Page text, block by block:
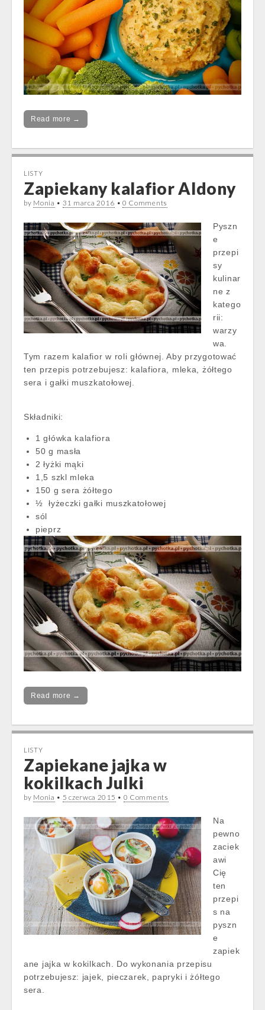
Read more →
LISTY
Zapiekany kalafior Aldony
by Monia • 31 marca 2016 • 0 Comments
Pyszn
e
przepi
sy
kulinar
ne z
katego
rii:
warzy
wa.
Tym razem kalafior w roli głównej. Aby przygotować
ten przepis potrzebujesz: kalafiora, mleka, żółtego
sera i gałki muszkatołowej.
Składniki:
1 główka kalafiora
50 g masła
2 łyżki mąki
1,5 szkl mleka
150 g sera żółtego
½ łyżeczki gałki muszkatołowej
sól
pieprz
Read more →
LISTY
Zapiekane jajka w
kokilkach Julki
by Monia • 5 czerwca 2015 • 0 Comments
Na
pewno
zaciek
awi
Cię
ten
przepi
s na
pyszn
e
zapiek
ane jajka w kokilkach. Do wykonania przepisu
potrzebujesz: jajek, pieczarek, papryki i żółtego
sera.